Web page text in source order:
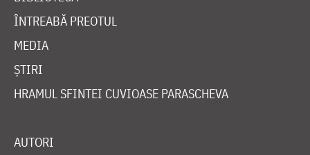
ÎNTREABĂ PREOTUL
MEDIA
ȘTIRI
HRAMUL SFINTEI CUVIOASE PARASCHEVA
AUTORI